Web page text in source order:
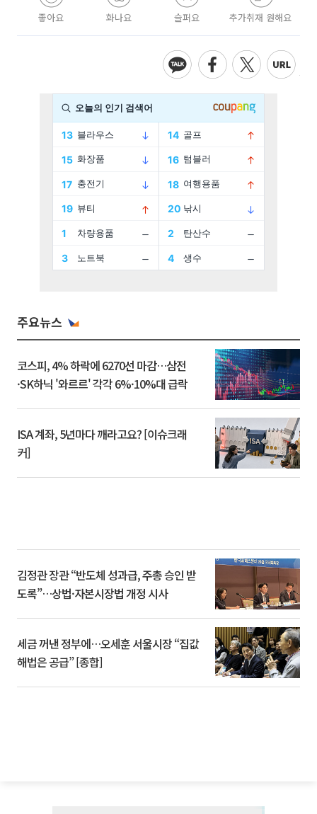
좋아요 화나요 슬퍼요 추가취재 원해요
주요뉴스
코스피, 4% 하락에 6270선 마감…삼전
·SK하닉 '와르르' 각각 6%·10%대 급락
ISA 계좌, 5년마다 깨라고요? [이슈크래
커]
김정관 장관 “반도체 성과급, 주총 승인 받
도록”…상법·자본시장법 개정 시사
세금 꺼낸 정부에…오세훈 서울시장 “집값
해법은 공급” [종합]